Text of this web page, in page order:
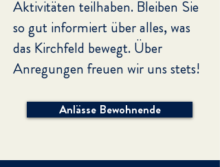
Aktivitäten teilhaben. Bleiben Sie
so gut informiert über alles, was
das Kirchfeld bewegt. Über
Anregungen freuen wir uns stets!
Anlässe Bewohnende